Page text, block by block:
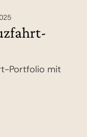
Portfolio mit